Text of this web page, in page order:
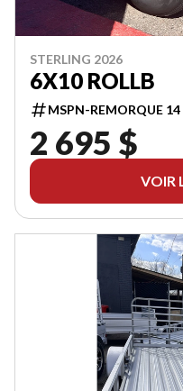
STERLING 2026
6X10 ROLLB
MSPN-REMORQUE
2 695 $
VOIR